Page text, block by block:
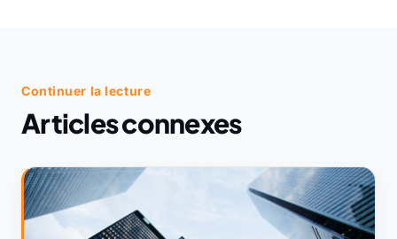
Continuer la lecture
Articles connexes